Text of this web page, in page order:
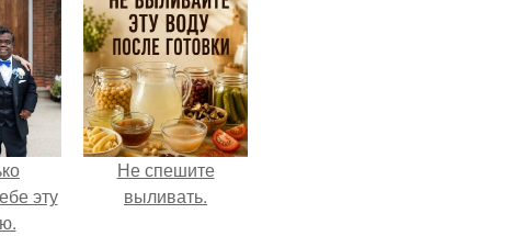
эту
Не спешите
выливать.